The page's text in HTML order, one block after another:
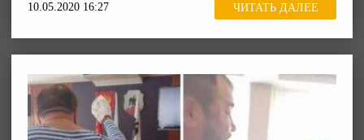
10.05.2020 16:27 ЧИТАТЬ ДАЛЕЕ